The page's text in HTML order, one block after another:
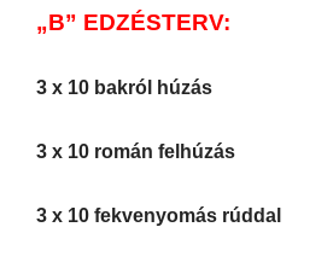
„B” EDZÉSTERV:
3 x 10 bakról húzás
3 x 10 román felhúzás
3 x 10 fekvenyomás rúddal